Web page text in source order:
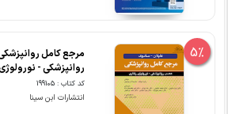
5%
مرجع کامل
روانپزشکی - نورولوژی
کد کتاب : 199105
انتشارات ابن سینا